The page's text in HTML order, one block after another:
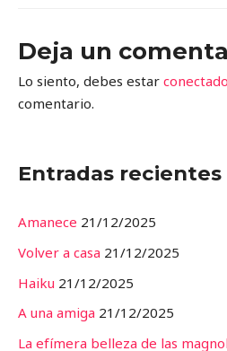
Deja un
Lo siento, debes estar conectado
comentario.
Entradas recientes
Amanece 21/12/2025
Volver a casa 21/12/2025
Haiku 21/12/2025
A una amiga 21/12/2025
La efímera belleza de las